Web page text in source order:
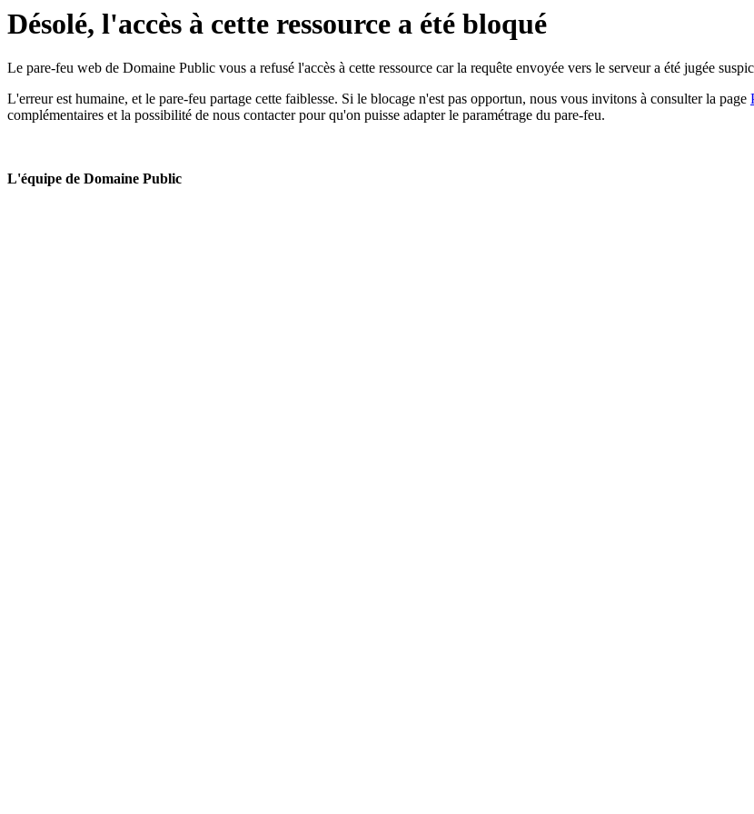
Désolé, l'accès à cette ressource a été bloqué
Le pare-feu web de Domaine Public vous a refusé l'accès à cette ressource car la requête envoyée vers le serveur a été jugée
L'erreur est humaine, et le pare-feu partage cette faiblesse. Si le blocage n'est pas opportun, nous vous invitons à consulter la page
complémentaires et la possibilité de nous contacter pour qu'on puisse adapter le paramétrage du pare-feu.
L'équipe de Domaine Public